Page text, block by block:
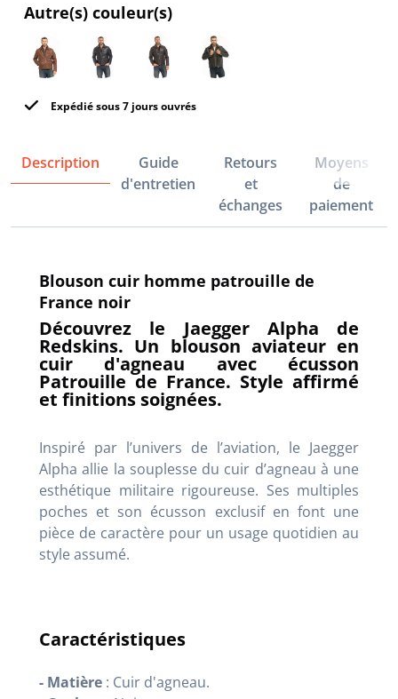
Autre(s) couleur(s)
Expédié sous 7 jours ouvrés
Description
Guide
d'entretien
Retours
et
échanges
Moyens
de
paiement
Blouson cuir homme patrouille de
France noir
Découvrez le Jaegger Alpha de
Redskins. Un blouson aviateur en
cuir d'agneau avec écusson
Patrouille de France. Style affirmé
et finitions soignées.
Inspiré par l’univers de l’aviation, le Jaegger
Alpha allie la souplesse du cuir d’agneau à une
esthétique militaire rigoureuse. Ses multiples
poches et son écusson exclusif en font une
pièce de caractère pour un usage quotidien au
style assumé.
Caractéristiques
- Matière : Cuir d'agneau.